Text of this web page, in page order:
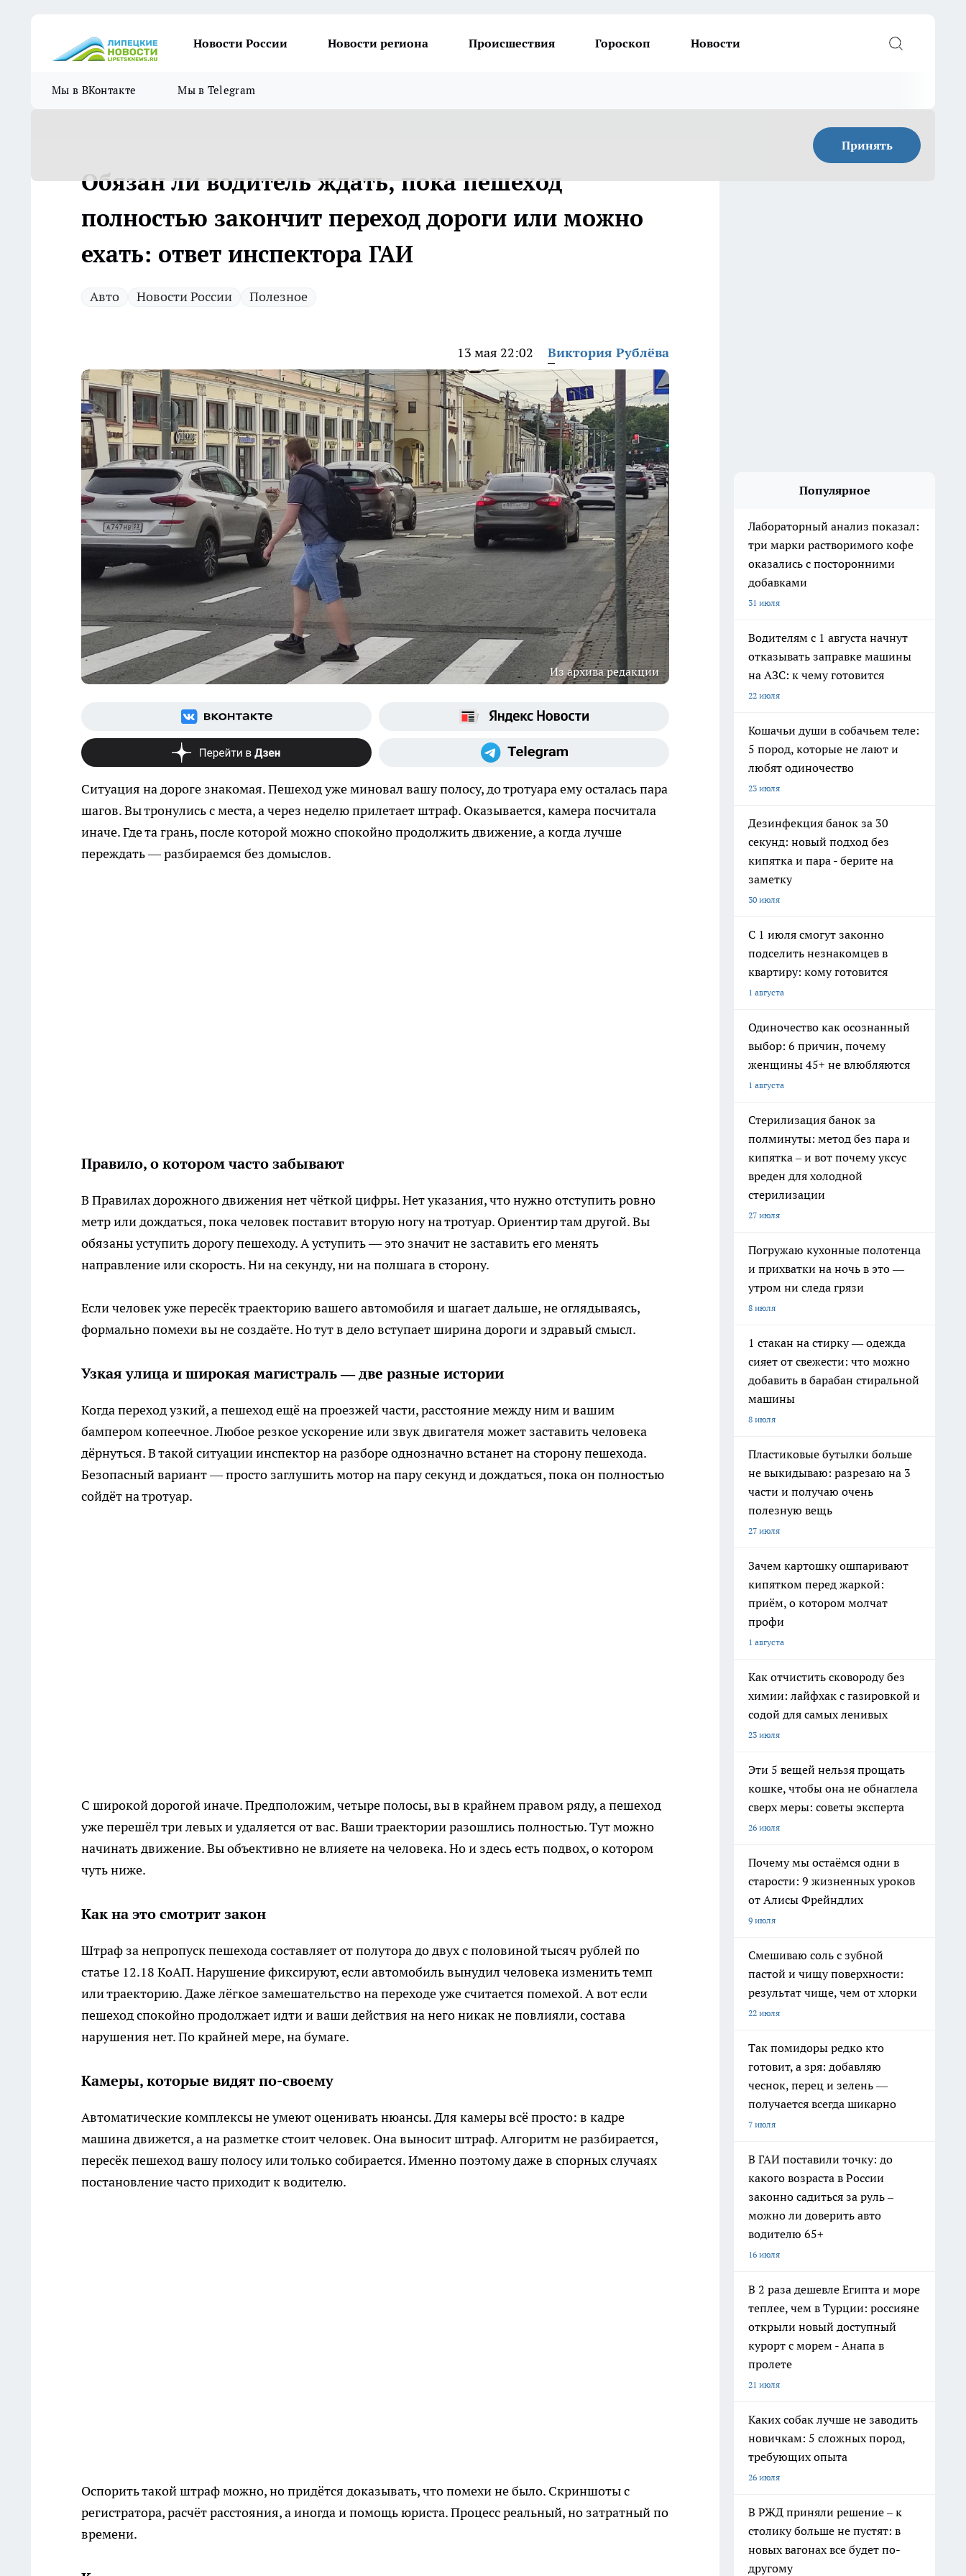
Новости России Новости региона Происшествия Гороскоп Новости
Мы в ВКонтакте Мы в Telegram
Принять
Обязан ли водитель ждать, пока пешеход
полностью закончит переход дороги или можно
ехать: ответ инспектора ГАИ
Авто Новости России Полезное
13 мая 22:02 Виктория Рублёва
Из архива редакции
Ситуация на дороге знакомая. Пешеход уже миновал вашу полосу, до тротуара ему осталась пара
шагов. Вы тронулись с места, а через неделю прилетает штраф. Оказывается, камера посчитала
иначе. Где та грань, после которой можно спокойно продолжить движение, а когда лучше
переждать — разбираемся без домыслов.
Правило, о котором часто забывают
В Правилах дорожного движения нет чёткой цифры. Нет указания, что нужно отступить ровно
метр или дождаться, пока человек поставит вторую ногу на тротуар. Ориентир там другой. Вы
обязаны уступить дорогу пешеходу. А уступить — это значит не заставить его менять
направление или скорость. Ни на секунду, ни на полшага в сторону.
Если человек уже пересёк траекторию вашего автомобиля и шагает дальше, не оглядываясь,
формально помехи вы не создаёте. Но тут в дело вступает ширина дороги и здравый смысл.
Узкая улица и широкая магистраль — две разные истории
Когда переход узкий, а пешеход ещё на проезжей части, расстояние между ним и вашим
бампером копеечное. Любое резкое ускорение или звук двигателя может заставить человека
дёрнуться. В такой ситуации инспектор на разборе однозначно встанет на сторону пешехода.
Безопасный вариант — просто заглушить мотор на пару секунд и дождаться, пока он полностью
сойдёт на тротуар.
С широкой дорогой иначе. Предположим, четыре полосы, вы в крайнем правом ряду, а пешеход
уже перешёл три левых и удаляется от вас. Ваши траектории разошлись полностью. Тут можно
начинать движение. Вы объективно не влияете на человека. Но и здесь есть подвох, о котором
чуть ниже.
Как на это смотрит закон
Штраф за непропуск пешехода составляет от полутора до двух с половиной тысяч рублей по
статье 12.18 КоАП. Нарушение фиксируют, если автомобиль вынудил человека изменить темп
или траекторию. Даже лёгкое замешательство на переходе уже считается помехой. А вот если
пешеход спокойно продолжает идти и ваши действия на него никак не повлияли, состава
нарушения нет. По крайней мере, на бумаге.
Камеры, которые видят по-своему
Автоматические комплексы не умеют оценивать нюансы. Для камеры всё просто: в кадре
машина движется, а на разметке стоит человек. Она выносит штраф. Алгоритм не разбирается,
пересёк пешеход вашу полосу или только собирается. Именно поэтому даже в спорных случаях
постановление часто приходит к водителю.
Оспорить такой штраф можно, но придётся доказывать, что помехи не было. Скриншоты с
регистратора, расчёт расстояния, а иногда и помощь юриста. Процесс реальный, но затратный по
времени.
Популярное
Лабораторный анализ показал:
три марки растворимого кофе
оказались с посторонними
добавками
31 июля
Водителям с 1 августа начнут
отказывать заправке машины
на АЗС: к чему готовится
22 июля
Кошачьи души в собачьем теле:
5 пород, которые не лают и
любят одиночество
23 июля
Дезинфекция банок за 30
секунд: новый подход без
кипятка и пара - берите на
заметку
30 июля
С 1 июля смогут законно
подселить незнакомцев в
квартиру: кому готовится
1 августа
Одиночество как осознанный
выбор: 6 причин, почему
женщины 45+ не влюбляются
1 августа
Стерилизация банок за
полминуты: метод без пара и
кипятка – и вот почему уксус
вреден для холодной
стерилизации
27 июля
Погружаю кухонные полотенца
и прихватки на ночь в это —
утром ни следа грязи
8 июля
1 стакан на стирку — одежда
сияет от свежести: что можно
добавить в барабан стиральной
машины
8 июля
Пластиковые бутылки больше
не выкидываю: разрезаю на 3
части и получаю очень
полезную вещь
27 июля
Зачем картошку ошпаривают
кипятком перед жаркой:
приём, о котором молчат
профи
1 августа
Как отчистить сковороду без
химии: лайфхак с газировкой и
содой для самых ленивых
23 июля
Эти 5 вещей нельзя прощать
кошке, чтобы она не обнаглела
сверх меры: советы эксперта
26 июля
Почему мы остаёмся одни в
старости: 9 жизненных уроков
от Алисы Фрейндлих
9 июля
Смешиваю соль с зубной
пастой и чищу поверхности:
результат чище, чем от хлорки
22 июля
Так помидоры редко кто
готовит, а зря: добавляю
чеснок, перец и зелень —
получается всегда шикарно
7 июля
В ГАИ поставили точку: до
какого возраста в России
законно садиться за руль –
можно ли доверить авто
водителю 65+
16 июля
В 2 раза дешевле Египта и море
теплее, чем в Турции: россияне
открыли новый доступный
курорт с морем - Анапа в
пролете
21 июля
Каких собак лучше не заводить
новичкам: 5 сложных пород,
требующих опыта
26 июля
В РЖД приняли решение – к
столику больше не пустят: в
новых вагонах все будет по-
другому